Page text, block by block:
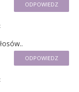
ODPOWIEDZ
ODPOWIEDZ